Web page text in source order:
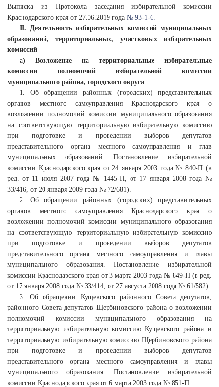
Выписка из Протокола заседания избирательной комиссии
Краснодарского края от 27.06.2019 года № 93-1-6.
II. Деятельность избирательных комиссий муниципальных
образований, территориальных, участковых избирательных
комиссий
а) Возложение на территориальные избирательные
комиссии полномочий избирательной комиссии
муниципального района, городского округа
1. Об обращении районных (городских) представительных
органов местного самоуправления Краснодарского края о
возложении полномочий комиссии муниципального образования
на соответствующую территориальную избирательную комиссию
при подготовке и проведении выборов депутатов
представительного органа местного самоуправления и глав
муниципальных образований. Постановление избирательной
комиссии Краснодарского края от 24 января 2003 года № 840-П (в
ред. от 11 июля 2007 года № 1445-П, от 17 января 2008 года №
33/416, от 20 января 2009 года № 72/681).
2. Об обращении районных (городских) представительных
органов местного самоуправления Краснодарского края о
возложении полномочий комиссии муниципального образования
на соответствующую территориальную избирательную комиссию
при подготовке и проведении выборов депутатов
представительного органа местного самоуправления и главы
муниципального образования. Постановление избирательной
комиссии Краснодарского края от 3 марта 2003 года № 849-П (в ред.
от 17 января 2008 года № 33/414, от 27 августа 2008 года № 61/582).
3. Об обращении Кущевского районного Совета депутатов,
районного Совета депутатов Щербиновского района о возложении
полномочий комиссии муниципального образования на
территориальную избирательную комиссию Кущевского района и
территориальную избирательную комиссию Щербиновского района
при подготовке и проведении выборов депутатов
представительного органа местного самоуправления и главы
муниципального образования. Постановление избирательной
комиссии Краснодарского края от 6 марта 2003 года № 851-П.